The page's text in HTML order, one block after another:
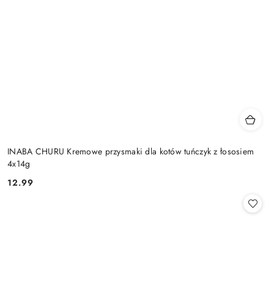
INABA CHURU Kremowe przysmaki dla kotów tuńczyk z łososiem
4x14g
Cena:
12.99